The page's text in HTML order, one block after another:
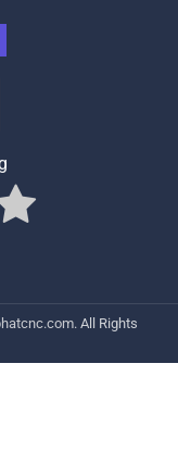
. All Rights